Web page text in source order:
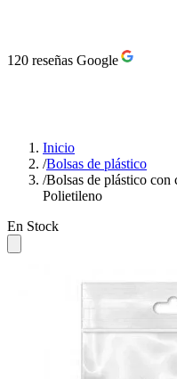
120 reseñas Google
Inicio
/Bolsas de plástico
/Bolsas de plástico con
Polietileno
En Stock